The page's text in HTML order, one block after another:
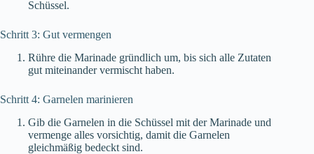
Schüssel.
Schritt 3: Gut vermengen
Rühre die Marinade gründlich um, bis sich alle Zutaten
gut miteinander vermischt haben.
Schritt 4: Garnelen marinieren
Gib die Garnelen in die Schüssel mit der Marinade und
vermenge alles vorsichtig, damit die Garnelen
gleichmäßig bedeckt sind.